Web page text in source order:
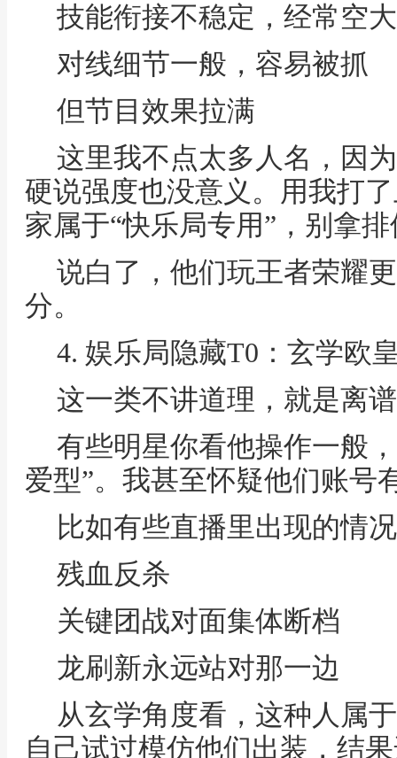
技能衔接不稳定，经常空大
对线细节一般，容易被抓
但节目效果拉满
这里我不点太多人名，因
硬说强度也没意义。用我打
家属于“快乐局专用”，别拿
说白了，他们玩王者荣耀
分。
4. 娱乐局隐藏T0：玄学欧
这一类不讲道理，就是离
有些明星你看他操作一般
爱型”。我甚至怀疑他们账号
比如有些直播里出现的情
残血反杀
关键团战对面集体断档
龙刷新永远站对那一边
从玄学角度看，这种人属
自己试过模仿他们出装，结